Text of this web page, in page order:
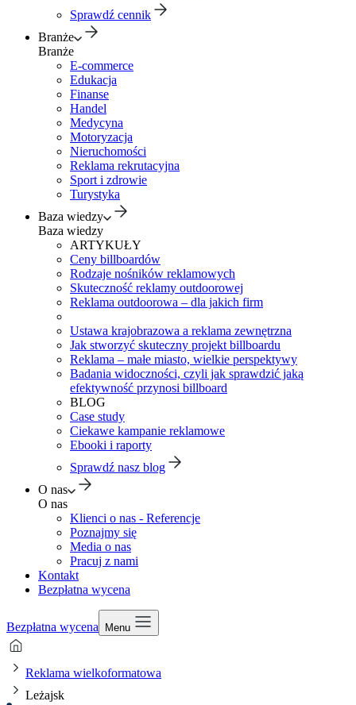
Sprawdź cennik
Branże
Branże
E-commerce
Edukacja
Finanse
Handel
Medycyna
Motoryzacja
Nieruchomości
Reklama rekrutacyjna
Sport i zdrowie
Turystyka
Baza wiedzy
Baza wiedzy
ARTYKUŁY
Ceny billboardów
Rodzaje nośników reklamowych
Skuteczność reklamy outdoorowej
Reklama outdoorowa – dla jakich firm
Ustawa krajobrazowa a reklama zewnętrzna
Jak stworzyć skuteczny projekt billboardu
Reklama – małe miasto, wielkie perspektywy
Badania widoczności, czyli jak sprawdzić jaką
efektywność przynosi billboard
BLOG
Case study
Ciekawe kampanie reklamowe
Ebooki i raporty
Sprawdź nasz blog
O nas
O nas
Klienci o nas - Referencje
Poznajmy się
Media o nas
Pracuj z nami
Kontakt
Bezpłatna wycena
Bezpłatna wycena Menu
Reklama wielkoformatowa
Leżajsk